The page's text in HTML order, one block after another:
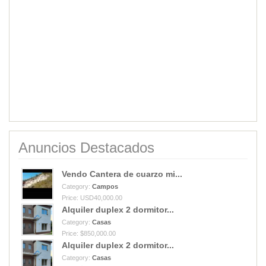
Anuncios Destacados
Vendo Cantera de cuarzo mi...
Category: Campos
Price: USD40,000.00
Alquiler duplex 2 dormitor...
Category: Casas
Price: $850,000.00
Alquiler duplex 2 dormitor...
Category: Casas